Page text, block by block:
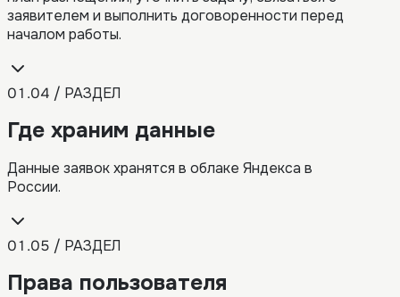
заявителем и выполнить договоренности перед
началом работы.
01.04 / РАЗДЕЛ
Где храним данные
Данные заявок хранятся в облаке Яндекса в
России.
01.05 / РАЗДЕЛ
Права пользователя